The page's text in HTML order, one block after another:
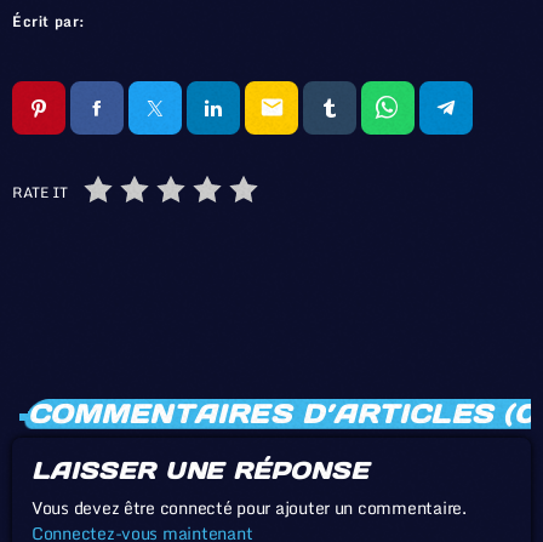
Écrit par:
email
RATE IT
COMMENTAIRES D’ARTICLES
LAISSER UNE RÉPONSE
Vous devez être connecté pour ajouter un commentaire.
Connectez-vous maintenant